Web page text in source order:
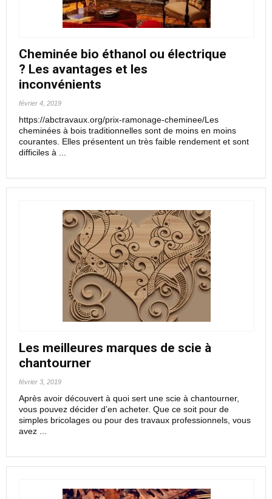
Cheminée bio éthanol ou électrique
? Les avantages et les
inconvénients
février 4, 2019
https://abctravaux.org/prix-ramonage-cheminee/Les
cheminées à bois traditionnelles sont de moins en moins
courantes. Elles présentent un très faible rendement et sont
difficiles à ...
Les meilleures marques de scie à
chantourner
février 3, 2019
Après avoir découvert à quoi sert une scie à chantourner,
vous pouvez décider d’en acheter. Que ce soit pour de
simples bricolages ou pour des travaux professionnels, vous
avez ...